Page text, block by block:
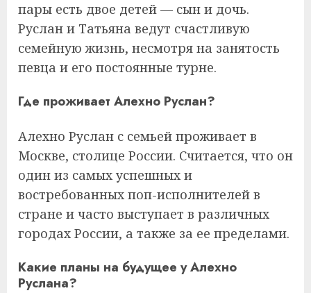
пары есть двое детей — сын и дочь.
Руслан и Татьяна ведут счастливую
семейную жизнь, несмотря на занятость
певца и его постоянные турне.
Где проживает Алехно Руслан?
Алехно Руслан с семьей проживает в
Москве, столице России. Считается, что он
один из самых успешных и
востребованных поп-исполнителей в
стране и часто выступает в различных
городах России, а также за ее пределами.
Какие планы на будущее у Алехно
Руслана?